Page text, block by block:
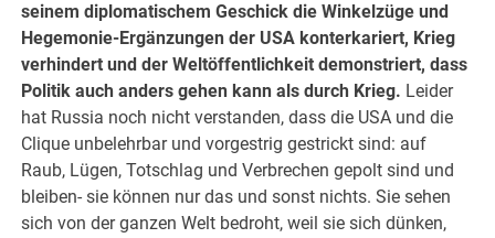
seinem diplomatischem Geschick die Winkelzüge und
Hegemonie-Ergänzungen der USA konterkariert, Krieg
verhindert und der Weltöffentlichkeit demonstriert, dass
Politik auch anders gehen kann als durch Krieg. Leider
hat Russia noch nicht verstanden, dass die USA und die
Clique unbelehrbar und vorgestrig gestrickt sind: auf
Raub, Lügen, Totschlag und Verbrechen gepolt sind und
bleiben- sie können nur das und sonst nichts. Sie sehen
sich von der ganzen Welt bedroht, weil sie sich dünken,